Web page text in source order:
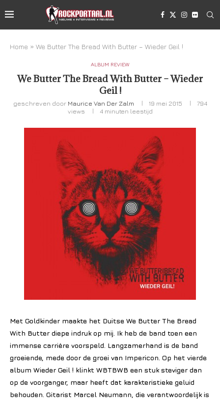
Home » We Butter The Bread With Butter – Wieder Geil !
ALBUM REVIEW
We Butter The Bread With Butter – Wieder
Geil !
geschreven door Maurice Van Der Zalm 19 mei 2015
794
views
4 minuten leestijd
Met Goldkinder maakte het Duitse We Butter The Bread
With Butter diepe indruk op mij. Ik heb de band toen een
immense carrière voorspeld. Langzamerhand is de band
groeiende, mede door de groei van Impericon. Op het vierde
album Wieder Geil ! klinkt WBTBWB een stuk steviger dan
op de voorganger, maar heeft dat karakteristieke geluid
behouden. Gitarist Marcel Neumann, die verantwoordelijk is